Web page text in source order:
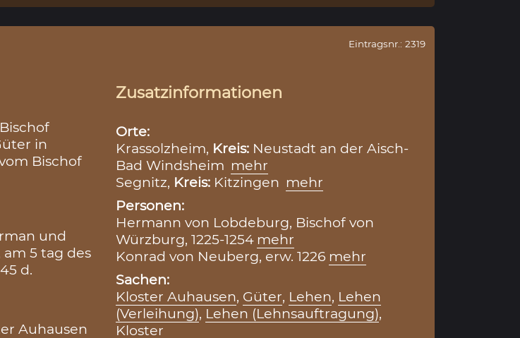
in
Bischof
und
5 tag des
d.
Auhausen
Eintragsnr.: 2319
Zusatzinformationen
Orte:
Krassolzheim, Kreis: Neustadt an der Aisch-
Bad Windsheim mehr
Segnitz, Kreis: Kitzingen mehr
Personen:
Hermann von Lobdeburg, Bischof von
Würzburg, 1225-1254 mehr
Konrad von Neuberg, erw. 1226 mehr
Sachen:
Kloster Auhausen, Güter, Lehen, Lehen
(Verleihung), Lehen (Lehnsauftragung),
Kloster